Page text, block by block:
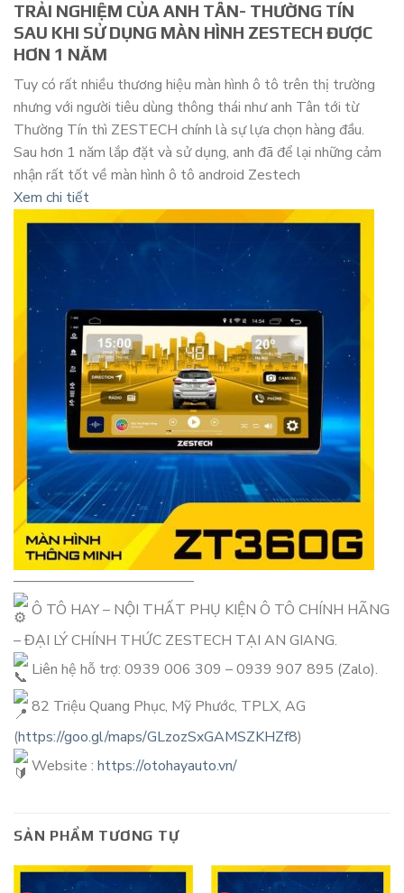
TRẢI NGHIỆM CỦA ANH TÂN- THƯỜNG TÍN
SAU KHI SỬ DỤNG MÀN HÌNH ZESTECH ĐƯỢC
HƠN 1 NĂM
Tuy có rất nhiều thương hiệu màn hình ô tô trên thị trường
nhưng với người tiêu dùng thông thái như anh Tân tới từ
Thường Tín thì ZESTECH chính là sự lựa chọn hàng đầu.
Sau hơn 1 năm lắp đặt và sử dụng, anh đã để lại những cảm
nhận rất tốt về màn hình ô tô android Zestech
Xem chi tiết
————————————–
Ô TÔ HAY – NỘI THẤT PHỤ KIỆN Ô TÔ CHÍNH HÃNG
– ĐẠI LÝ CHÍNH THỨC ZESTECH TẠI AN GIANG.
Liên hệ hỗ trợ: 0939 006 309 – 0939 907 895 (Zalo).
82 Triệu Quang Phục, Mỹ Phước, TPLX, AG
(https://goo.gl/maps/GLzozSxGAMSZKHZf8)
Website : https://otohayauto.vn/
SẢN PHẨM TƯƠNG TỰ